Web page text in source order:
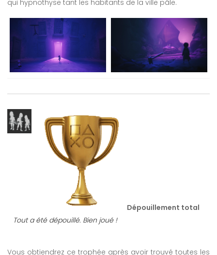
qui hypnothyse tant les habitants de la ville pâle.
Dépouillement total
Tout a été dépouillé. Bien joué !
Vous obtiendrez ce trophée après avoir trouvé toutes les